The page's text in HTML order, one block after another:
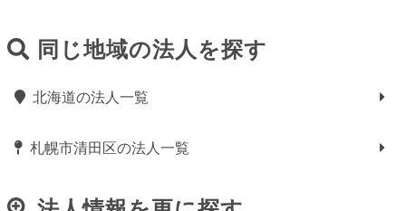
同じ地域の法人を探す
北海道の法人一覧
札幌市清田区の法人一覧